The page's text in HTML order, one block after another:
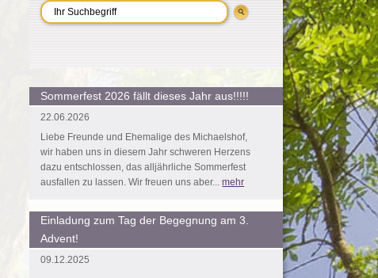
Sommerfest 2026 fällt dieses Jahr aus!!!!!
22.06.2026
Liebe Freunde und Ehemalige des Michaelshof,
wir haben uns in diesem Jahr schweren Herzens
dazu entschlossen, das alljährliche Sommerfest
ausfallen zu lassen. Wir freuen uns aber...mehr
Einladung zum Tag der Begegnung am 3.
Advent!
09.12.2025